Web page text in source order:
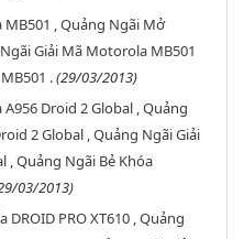
, Quảng Ngãi Mở
Giải Mã Motorola MB501
.(29/03/2013)
Droid 2 Global , Quảng
2 Global , Quảng Ngãi Giải
, Quảng Ngãi Bẻ Khóa
03/2013)
PRO XT610 , Quảng